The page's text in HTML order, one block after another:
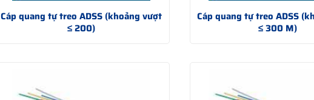
Cáp quang tự treo ADSS (khoảng vượt
≤ 200)
Cáp quang tự treo ADSS
≤ 300 M)